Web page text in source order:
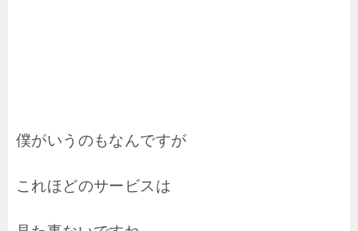
僕がいうのもなんですが
これほどのサービスは